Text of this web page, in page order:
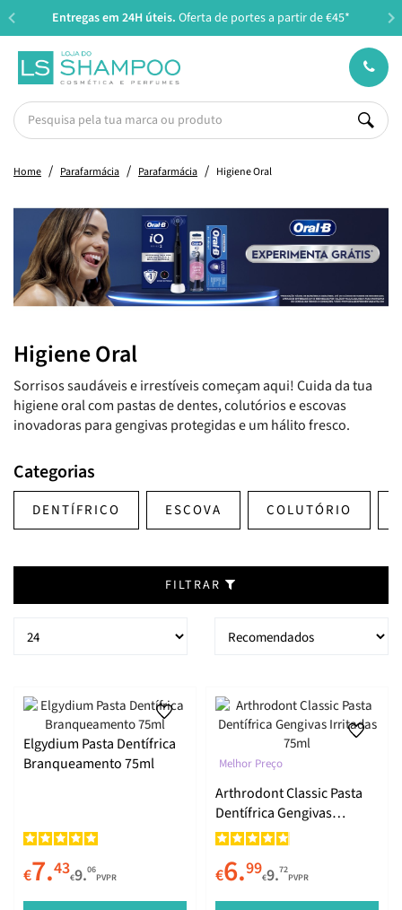
Entregas em 24H úteis. Oferta de portes a partir de €45*
Home Parafarmácia Parafarmácia Higiene Oral
Higiene Oral
Sorrisos saudáveis e irrestíveis começam aqui! Cuida da tua
higiene oral com pastas de dentes, colutórios e escovas
inovadoras para gengivas protegidas e um hálito fresco.
Categorias
DENTÍFRICO ESCOVA COLUTÓRIO
FILTRAR
Elgydium Pasta Dentífrica
Branqueamento 75ml
€7.43€9.06
PVPR
Melhor Preço
Arthrodont Classic Pasta
Dentífrica Gengivas
Irritadas 75ml
€6.99€9.72
PVPR